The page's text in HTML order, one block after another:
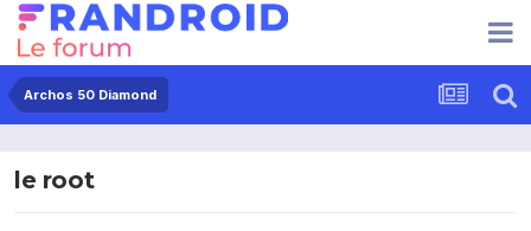
Archos 50 Diamond
le root